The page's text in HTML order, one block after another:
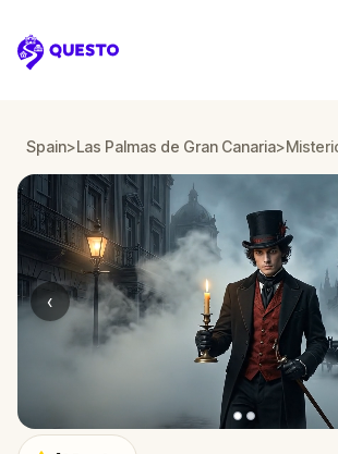
Questo
Spain>Las Palmas de Gran Canaria>
‹